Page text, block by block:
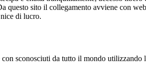
questo sito il collegamento avviene con
di lucro.
sconosciuti da tutto il mondo